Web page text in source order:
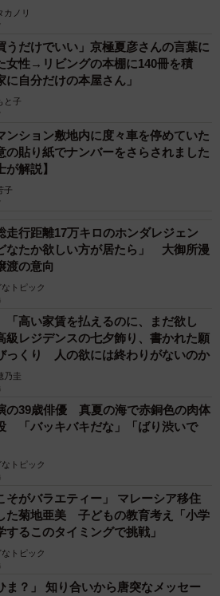
カノリ
うだけでいい」京極夏彦さんの言葉に
女性→リビングの本棚に140冊を積
自分だけの本屋さん」
と子
ンション敷地内に度々車を停めていた
の貼り紙でナンバーをさらされました
が解説】
子
走行距離17万キロのホンダレジェン
なたか欲しい方が居たら」 大御所漫
渡の意向
なトピック
「高い家賃を払えるのに、まだ欲し
級レジデンスの七夕飾り、書かれた願
っくり 人の欲には終わりがないのか
乃圭
の39歳俳優 真夏の海で赤銅色の肉体
「バッキバキだな」「ばり渋いで
なトピック
そがバラエティー」 マレーシア移住
た菊地亜美 子どもの教育考え「小学
するこのタイミングで挑戦」
なトピック
ま？」 知り合いから唐突なメッセー